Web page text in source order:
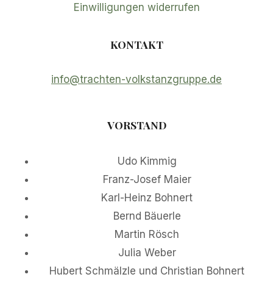
Einwilligungen widerrufen
KONTAKT
info@trachten-volkstanzgruppe.de
VORSTAND
Udo Kimmig
Franz-Josef Maier
Karl-Heinz Bohnert
Bernd Bäuerle
Martin Rösch
Julia Weber
Hubert Schmälzle und Christian Bohnert